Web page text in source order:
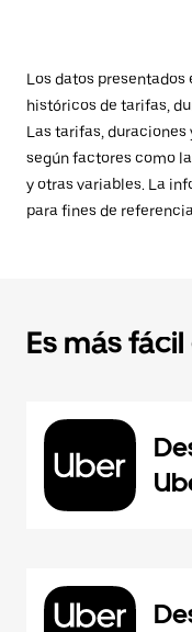
Los datos
históricos de tarifas,
Las tarifas,
según factores como
y otras variables. La
para fines de
Es más